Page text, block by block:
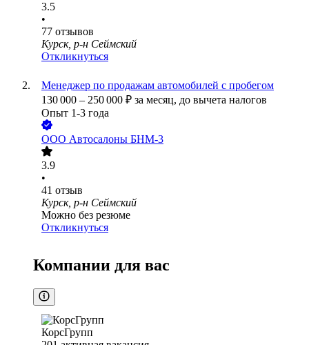
3.5
•
77 отзывов
Курск, р-н Сеймский
Откликнуться
Менеджер по продажам автомобилей с пробегом
130 000 – 250 000 ₽ за месяц, до вычета налогов
Опыт 1-3 года
ООО Автосалоны БНМ-3
3.9
•
41 отзыв
Курск, р-н Сеймский
Можно без резюме
Откликнуться
Компании для вас
КорсГрупп